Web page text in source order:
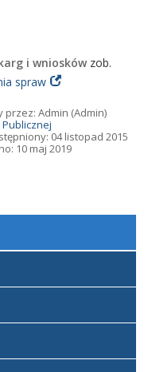
i wniosków zob.
spraw
przez: Admin (Admin)
04 listopad 2015
10 maj 2019